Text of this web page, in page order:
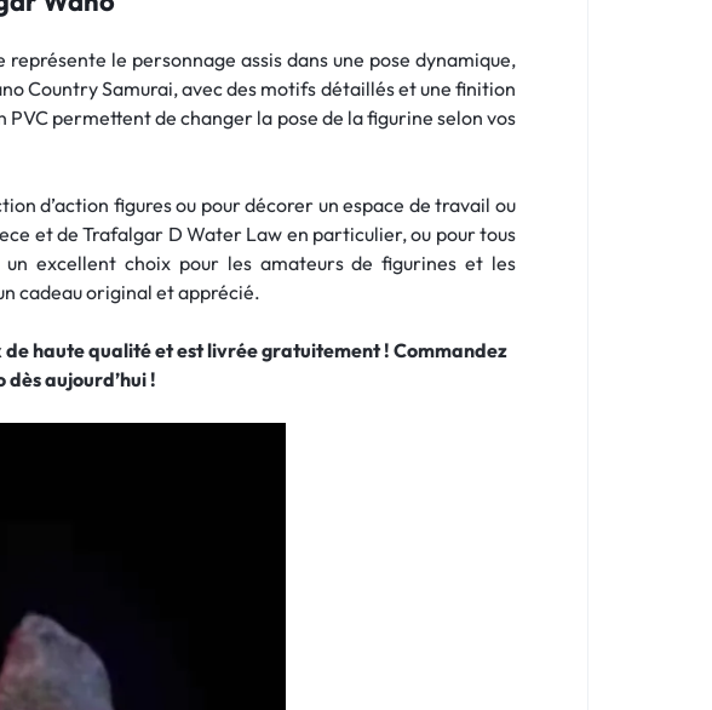
le personnage assis dans une pose dynamique,
Country Samurai, avec des motifs détaillés et une finition
permettent de changer la pose de la figurine selon vos
d’action figures ou pour décorer un espace de travail ou
et de Trafalgar D Water Law en particulier, ou pour tous
un excellent choix pour les amateurs de figurines et les
cadeau original et apprécié.
haute qualité et est livrée gratuitement ! Commandez
aujourd’hui !